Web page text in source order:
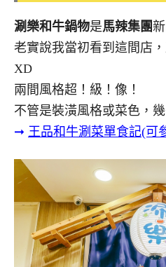
涮樂和牛鍋物是馬辣集團
老實說我當初看到這間店
XD
兩間風格超！級！像！
不管是裝潢風格或菜色，
➞ 王品和牛涮菜單食記(可